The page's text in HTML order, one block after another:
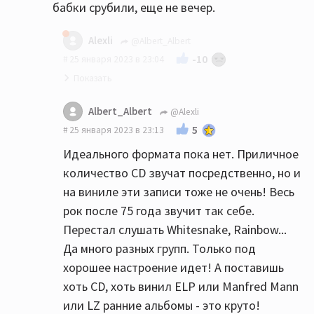
бабки срубили, еще не вечер.
Alexli
-10
"Гемор" в том, что надо помыть
пластинку, поставить под иглу, потом
Видимо каждому своё, мне лично нравится
эти процессы )
Собственно и с СД все не так идеально, у
меня есть куча компактов которые ужасно
звучат.
чтобы не покупать винил из Чехии надо
было пройти определенный путь
Albert_Albert
@Alexli
25 января 2023 в 23:13
5
Идеального формата пока нет. Приличное
количество CD звучат посредственно, но и
на виниле эти записи тоже не очень! Весь
рок после 75 года звучит так себе.
Перестал слушать Whitesnake, Rainbow...
Да много разных групп. Только под
хорошее настроение идет! А поставишь
хоть CD, хоть винил ELP или Manfred Mann
или LZ ранние альбомы - это круто!